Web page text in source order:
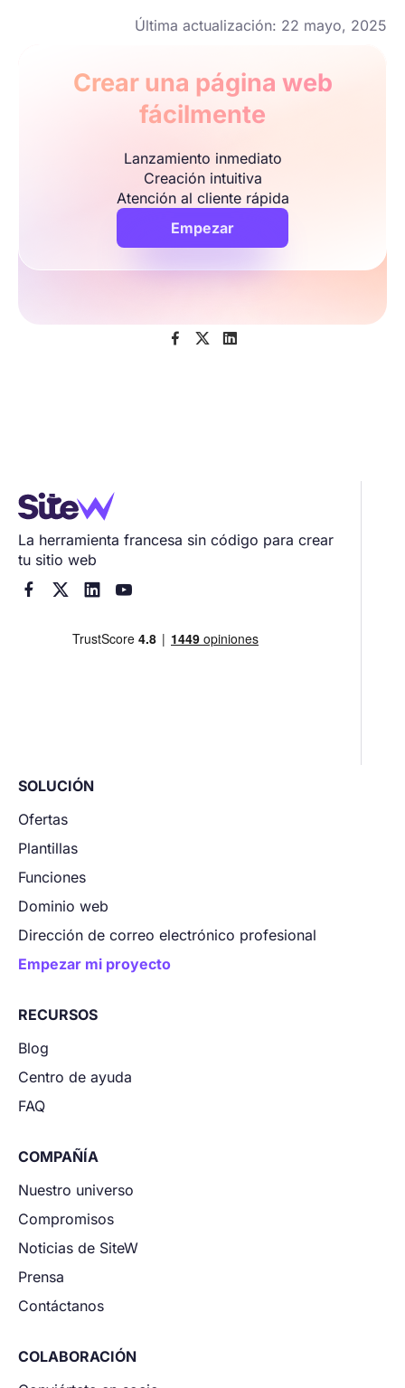
  
Última actualización: 22 mayo, 2025
Crear una página web
fácilmente
Lanzamiento inmediato
Creación intuitiva
Atención al cliente rápida
Empezar
La herramienta francesa sin código para crear
tu sitio web
   
SOLUCIÓN
Ofertas
Plantillas
Funciones
Dominio web
Dirección de correo electrónico profesional
Empezar mi proyecto
RECURSOS
Blog
Centro de ayuda
FAQ
COMPAÑÍA
Nuestro universo
Compromisos
Noticias de SiteW
Prensa
Contáctanos
COLABORACIÓN